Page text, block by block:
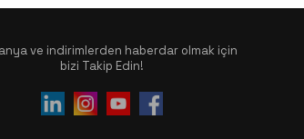
ve indirimlerden haberdar olmak için
bizi Takip Edin!